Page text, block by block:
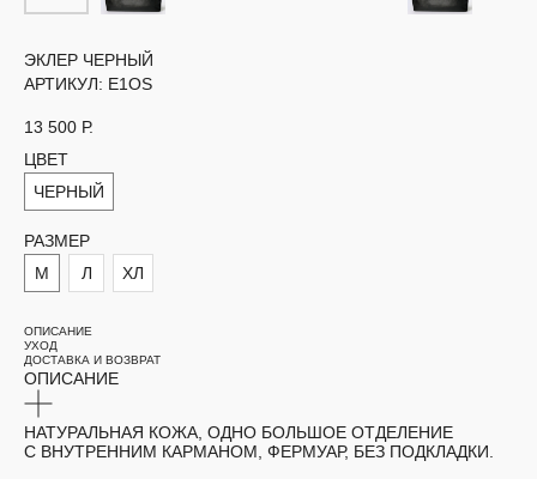
ЭКЛЕР ЧЕРНЫЙ
АРТИКУЛ: E1OS
13 500 Р.
ЦВЕТ
ЧЕРНЫЙ
РАЗМЕР
М
Л ХЛ
ОПИСАНИЕ
УХОД
ДОСТАВКА И ВОЗВРАТ
ОПИСАНИЕ
НАТУРАЛЬНАЯ КОЖА, ОДНО БОЛЬШОЕ ОТДЕЛЕНИЕ
С ВНУТРЕННИМ КАРМАНОМ, ФЕРМУАР, БЕЗ ПОДКЛАДКИ.